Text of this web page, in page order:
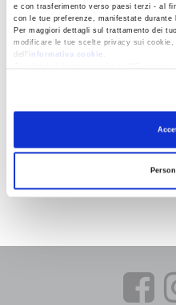
e con trasferimento verso paesi terzi - al
con le tue preferenze, manifestate durante
Per maggiori dettagli sul trattamento dei
modificare le tue scelte privacy sui
dell’
informativa cookie